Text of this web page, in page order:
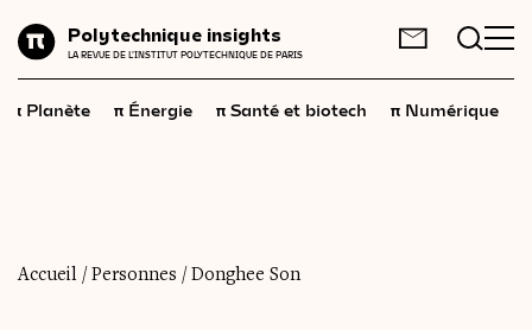
Polytechnique insights
LA REVUE DE L'INSTITUT POLYTECHNIQUE DE PARIS
Énergie
Santé
et biotech
Économie
FR EN
π Planète π Énergie π Santé et biotech π Numérique
Accueil / Personnes / Donghee Son